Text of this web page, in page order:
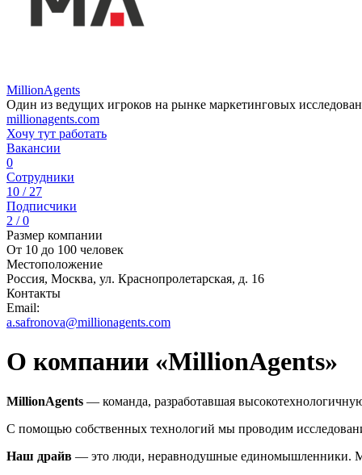
MillionAgents
Один из ведущих игроков на рынке маркетинговых
millionagents.com
Хочу тут работать
Вакансии
0
Сотрудники
10 / 27
Подписчики
2 / 0
Размер компании
От 10 до 100 человек
Местоположение
Россия, Москва, ул. Краснопролетарская, д. 16
Контакты
Email:
a.safronova@millionagents.com
О компании «MillionAgents»
MillionAgents — команда, разработавшая
С помощью собственных технологий мы проводим
Наш драйв — это люди, неравнодушные единомышленники.